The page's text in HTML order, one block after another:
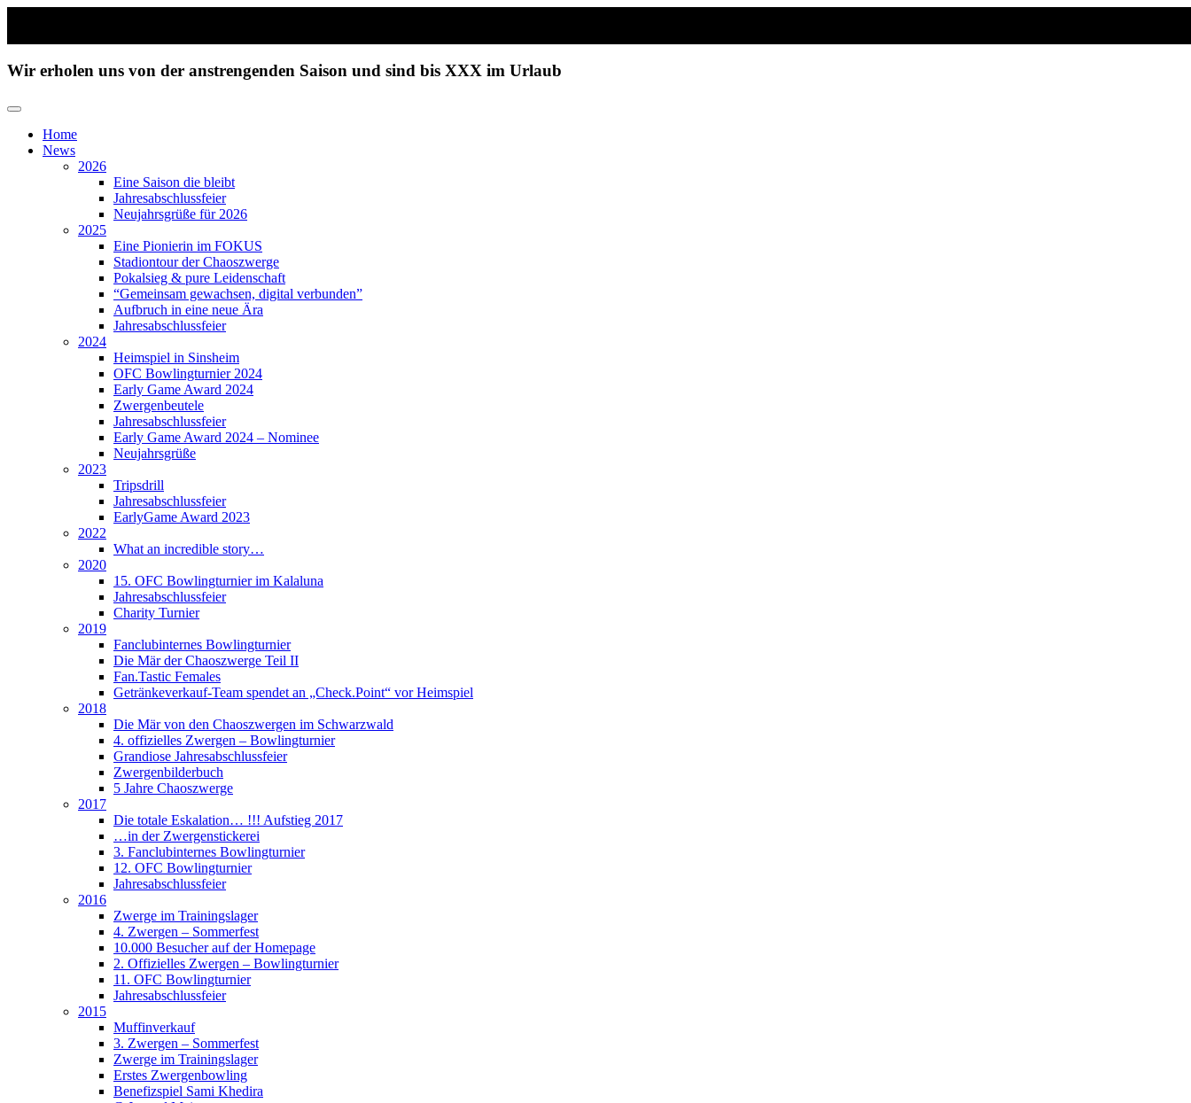
Inhalt
Wir erholen uns von der anstrengenden Saison und sind bis XXX im Urlaub
Home
News
2026
Eine Saison die bleibt
Jahresabschlussfeier
Neujahrsgrüße für 2026
2025
Eine Pionierin im FOKUS
Stadiontour der Chaoszwerge
Pokalsieg & pure Leidenschaft
“Gemeinsam gewachsen, digital verbunden”
Aufbruch in eine neue Ära
Jahresabschlussfeier
2024
Heimspiel in Sinsheim
OFC Bowlingturnier 2024
Early Game Award 2024
Zwergenbeutele
Jahresabschlussfeier
Early Game Award 2024 – Nominee
Neujahrsgrüße
2023
Tripsdrill
Jahresabschlussfeier
EarlyGame Award 2023
2022
What an incredible story…
2020
15. OFC Bowlingturnier im Kalaluna
Jahresabschlussfeier
Charity Turnier
2019
Fanclubinternes Bowlingturnier
Die Mär der Chaoszwerge Teil II
Fan.Tastic Females
Getränkeverkauf-Team spendet an „Check.Point“ vor Heimspiel
2018
Die Mär von den Chaoszwergen im Schwarzwald
4. offizielles Zwergen – Bowlingturnier
Grandiose Jahresabschlussfeier
Zwergenbilderbuch
5 Jahre Chaoszwerge
2017
Die totale Eskalation… !!! Aufstieg 2017
…in der Zwergenstickerei
3. Fanclubinternes Bowlingturnier
12. OFC Bowlingturnier
Jahresabschlussfeier
2016
Zwerge im Trainingslager
4. Zwergen – Sommerfest
10.000 Besucher auf der Homepage
2. Offizielles Zwergen – Bowlingturnier
11. OFC Bowlingturnier
Jahresabschlussfeier
2015
Muffinverkauf
3. Zwergen – Sommerfest
Zwerge im Trainingslager
Erstes Zwergenbowling
Benefizspiel Sami Khedira